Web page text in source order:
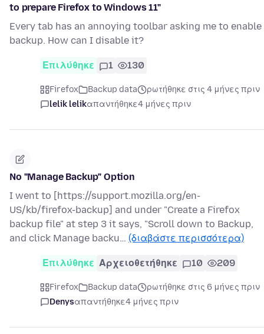
to prepare Firefox to Windows 11"
Every tab has an annoying toolbar asking me to enable
backup. How can I disable it?
Επιλύθηκε 1 130
Firefox Backup data
ρωτήθηκε στις 4 μήνες πριν
lelik lelikαπαντήθηκε4 μήνες πριν
No "Manage Backup" Option
I went to [https://support.mozilla.org/en-
US/kb/firefox-backup] and under "Create a Firefox
backup file" at step 3 it says, "Scroll down to Backup,
and click Manage backu… (διαβάστε περισσότερα)
Επιλύθηκε Αρχειοθετήθηκε 10 209
Firefox Backup data
ρωτήθηκε στις 6 μήνες πριν
Denysαπαντήθηκε4 μήνες πριν